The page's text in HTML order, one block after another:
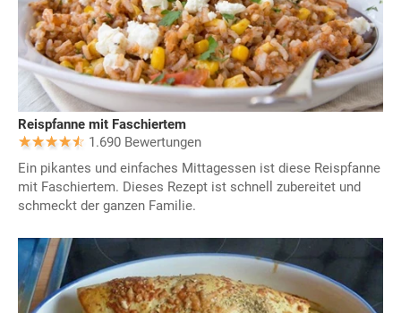
Reispfanne mit Faschiertem
1.690 Bewertungen
Ein pikantes und einfaches Mittagessen ist diese Reispfanne
mit Faschiertem. Dieses Rezept ist schnell zubereitet und
schmeckt der ganzen Familie.